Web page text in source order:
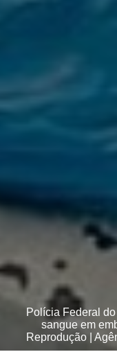
Polícia Federal
sangue em
Reprodução |